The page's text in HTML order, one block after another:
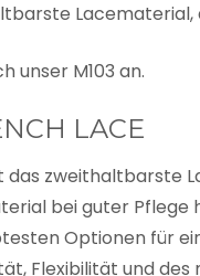
unser M103 an.
LACE
das zweithaltbarste
bei guter Pflege
Optionen für
Flexibilität und des